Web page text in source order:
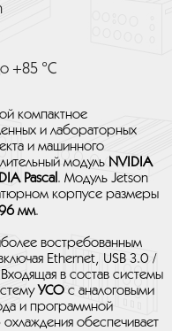
+85 °C
компактное
и лабораторных
и машинного
модуль NVIDIA
Pascal . Модуль Jetson
корпусе размеры
мм.
востребованным
Ethernet, USB 3.0 /
в состав системы
УСО с аналоговыми
и программной
обеспечивает